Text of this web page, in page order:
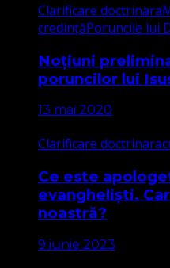
Clarificare doctrinara
credințăPoruncile lui
Noțiuni
poruncilor lui
13 mai 2020
Clarificare doctrinara
Ce este
evangheliști.
noastră?
9 iunie 2023